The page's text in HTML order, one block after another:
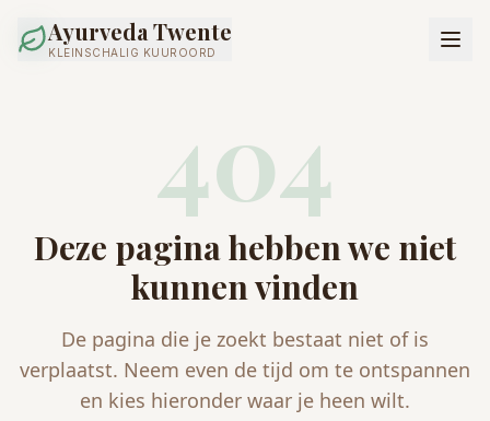
Ayurveda Twente
KLEINSCHALIG KUUROORD
404
Deze pagina hebben we niet
kunnen vinden
De pagina die je zoekt bestaat niet of is
verplaatst. Neem even de tijd om te ontspannen
en kies hieronder waar je heen wilt.